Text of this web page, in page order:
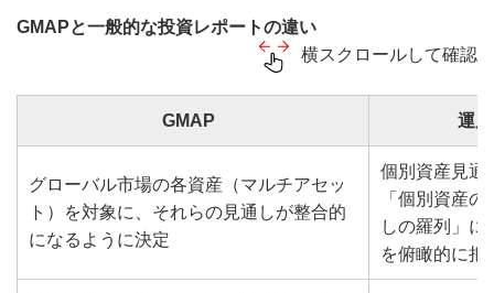
GMAPと一般的な投資レポートの違い
横スクロールして確認
GMAP 運
グローバル市場の各資産（マルチアセッ
ト）を対象に、それらの見通しが整合的
になるように決定
個別資産見通
「個別資産
しの羅列」に
を俯瞰的に把